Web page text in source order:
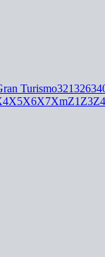
Turismo321326
X5X6X7XmZ1 Z3Z4